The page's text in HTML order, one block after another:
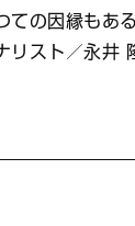
の因縁もあ
スト／永井